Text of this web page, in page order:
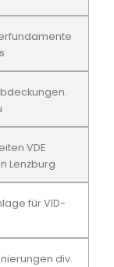
VDE
Lenzburg
für VID-
div.